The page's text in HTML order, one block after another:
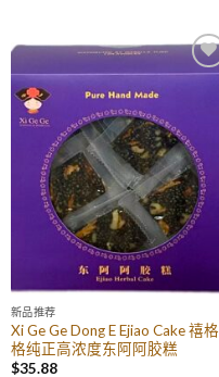
新品推荐
Xi Ge Ge Dong E Ejiao Cake 禧格
格纯正高浓度东阿阿胶糕
$35.88